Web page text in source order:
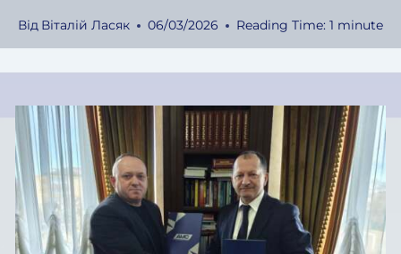
Від Віталій Ласяк 06/03/2026 Reading Time: 1 minute